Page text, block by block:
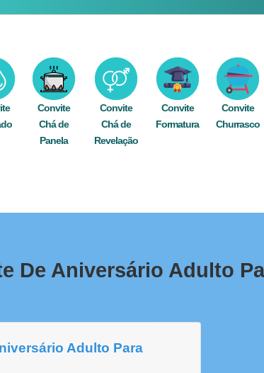
Convite
Chá de
Panela
Convite
Chá de
Revelação
Convite
Formatura
Convite
Churrasco
De Aniversário Adulto
Adulto Para